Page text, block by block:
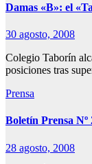
Damas «B»: el
30 agosto, 2008
Colegio Taborín
posiciones tras
Prensa
Boletín Prensa Nº
28 agosto, 2008